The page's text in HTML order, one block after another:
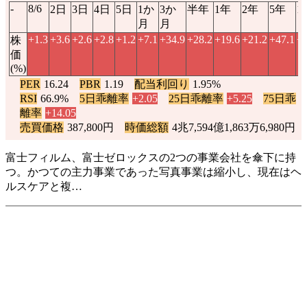
-
8/6 2日 3日 4日 5日
1か
月
3か
月
半年 1年 2年 5年
株
価
(%)
+1.3+3.6+2.6+2.8+1.2 +7.1 +34.9+28.2 +19.6+21.2 +47.1
PER 16.24 PBR 1.19 配当利回り 1.95%
RSI 66.9% 5日乖離率 +2.05 25日乖離率 +5.25
75日乖
離率 +14.05
売買価格 387,800円 時価総額 4兆7,594億1,863万6,980円
富士フィルム、富士ゼロックスの2つの事業会社を傘下に持
つ。かつての主力事業であった写真事業は縮小し、現在はヘ
ルスケアと複…